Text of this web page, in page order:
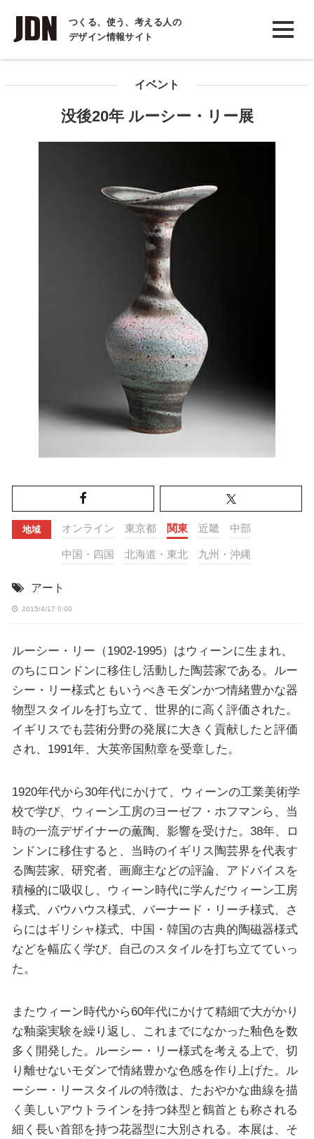
つくる、使う、考える人の
デザイン情報サイト
INTERVIEW
インタビュー
イベント
没後20年 ルーシー・リー展
地域 オンライン 東京都 関東 近畿 中部
中国・四国 北海道・東北 九州・沖縄
アート
2015/4/17 0:00
ルーシー・リー（1902-1995）はウィーンに生まれ、
のちにロンドンに移住し活動した陶芸家である。ルー
シー・リー様式ともいうべきモダンかつ情緒豊かな器
物型スタイルを打ち立て、世界的に高く評価された。
イギリスでも芸術分野の発展に大きく貢献したと評価
され、1991年、大英帝国勲章を受章した。
1920年代から30年代にかけて、ウィーンの工業美術学
校で学び、ウィーン工房のヨーゼフ・ホフマンら、当
時の一流デザイナーの薫陶、影響を受けた。38年、ロ
ンドンに移住すると、当時のイギリス陶芸界を代表す
る陶芸家、研究者、画廊主などの評論、アドバイスを
積極的に吸収し、ウィーン時代に学んだウィーン工房
様式、バウハウス様式、バーナード・リーチ様式、さ
らにはギリシャ様式、中国・韓国の古典的陶磁器様式
などを幅広く学び、自己のスタイルを打ち立てていっ
た。
またウィーン時代から60年代にかけて精細で大がかり
な釉薬実験を繰り返し、これまでになかった釉色を数
多く開発した。ルーシー・リー様式を考える上で、切
り離せないモダンで情緒豊かな色感を作り上げた。ル
ーシー・リースタイルの特徴は、たおやかな曲線を描
く美しいアウトラインを持つ鉢型と鶴首とも称される
細く長い首部を持つ花器型に大別される。本展は、そ